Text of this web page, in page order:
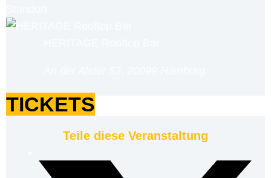
TICKETS
Teile diese Veranstaltung